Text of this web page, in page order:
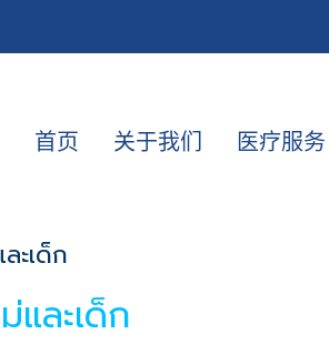
首页 关于我们 医疗服务
ะเด็ก
และเด็ก